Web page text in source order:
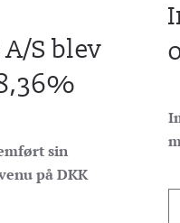
S blev
sin
på DKK